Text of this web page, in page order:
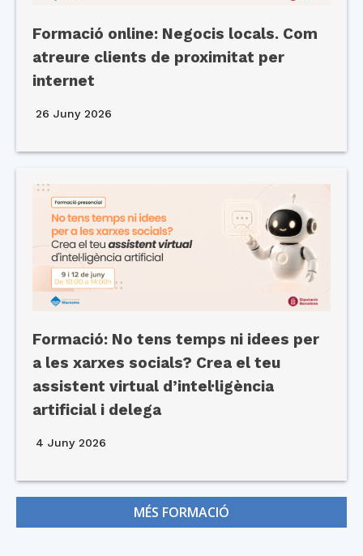
Formació online: Negocis locals. Com
atreure clients de proximitat per
internet
26 Juny 2026
Formació: No tens temps ni idees per
a les xarxes socials? Crea el teu
assistent virtual d’intel·ligència
artificial i delega
4 Juny 2026
MÉS FORMACIÓ